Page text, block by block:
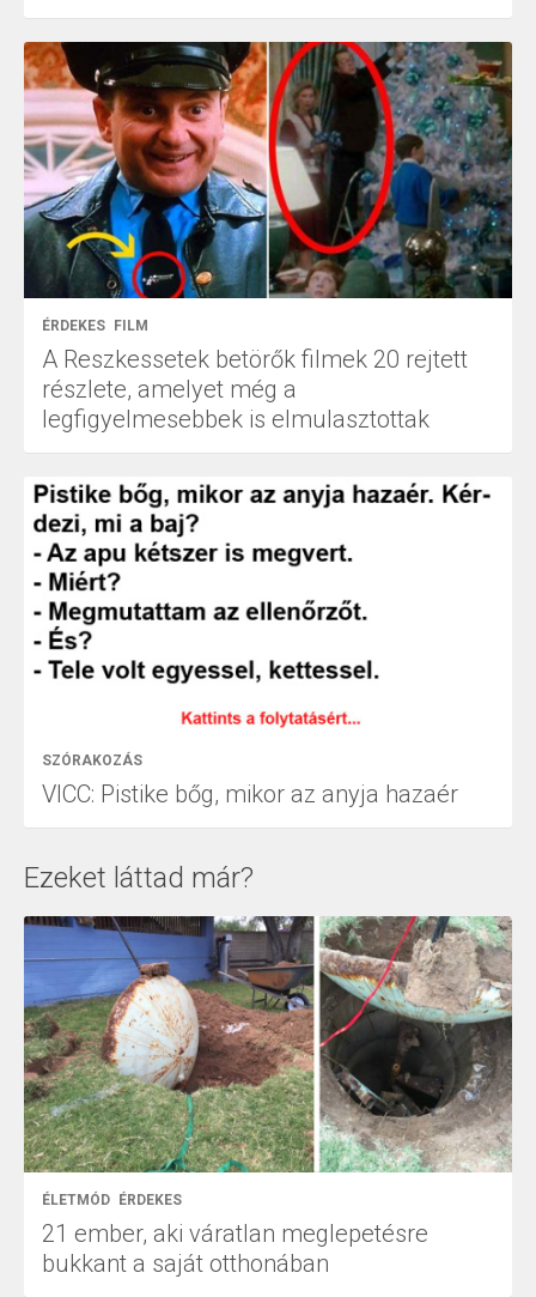
ÉRDEKES FILM
A Reszkessetek betörők filmek 20 rejtett
részlete, amelyet még a
legfigyelmesebbek is elmulasztottak
SZÓRAKOZÁS
VICC: Pistike bőg, mikor az anyja hazaér
Ezeket láttad már?
ÉLETMÓD ÉRDEKES
21 ember, aki váratlan meglepetésre
bukkant a saját otthonában